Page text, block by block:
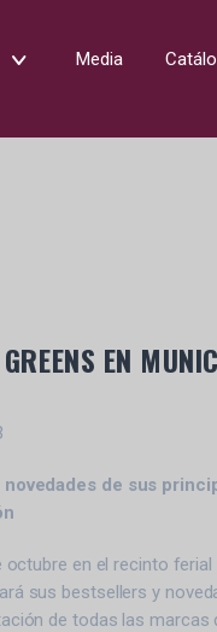
Media
EN
de sus
octubre en el recinto ferial
sus bestsellers y
de todas las marcas